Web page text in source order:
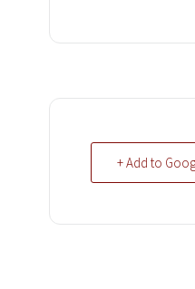
+ Add to